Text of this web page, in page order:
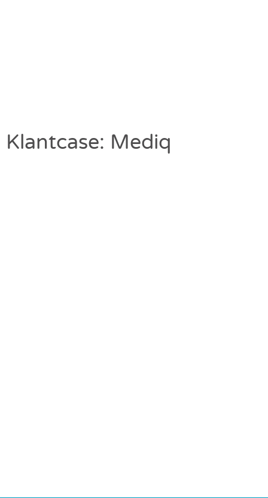
Klantcase: Mediq